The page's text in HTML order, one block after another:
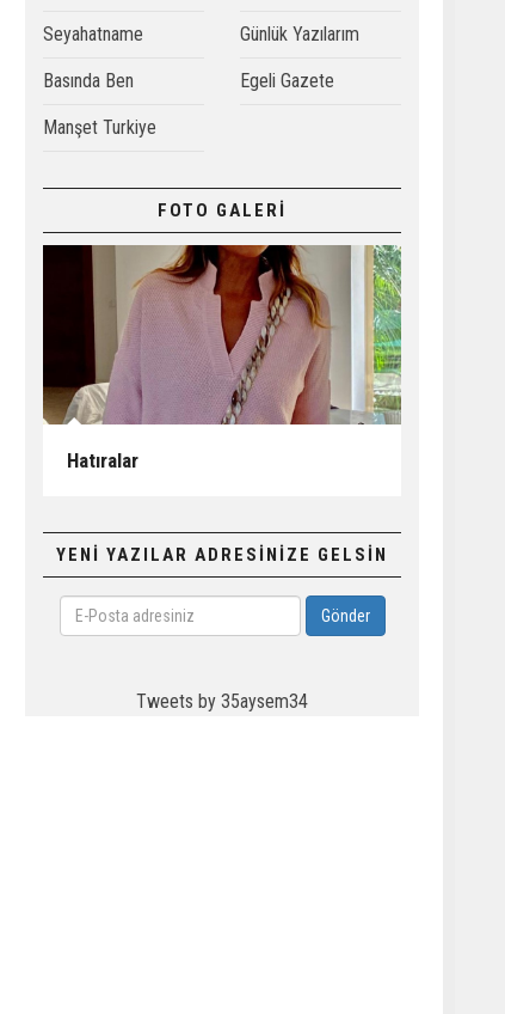
Seyahatname Günlük Yazılarım
Basında Ben Egeli Gazete
Manşet Turkiye
FOTO GALERİ
Hatıralar
YENİ YAZILAR ADRESİNİZE GELSİN
E-
Posta
Gönder
Tweets by 35aysem34